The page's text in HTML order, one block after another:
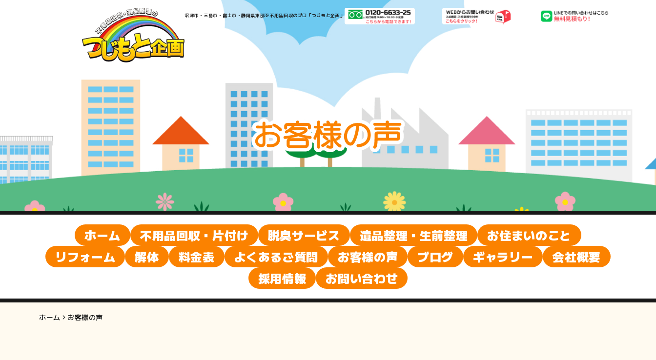
​​​​​​​​​​​​​​​​​​​​​沼津市・三島市・富士市・静岡県東部で不用品回収のプロ「つじもと企画」​​​​​​​
お
客
の
声
ホーム 不用品回収・片付け 脱臭サービス 遺品整理・生前整理
お住まいのこと
リフォーム
解体 料金表 よくあるご質問 お客様の声 ブログ ギャラリー
会社概要
採用情報
お問い合わせ
ホーム お客様の声